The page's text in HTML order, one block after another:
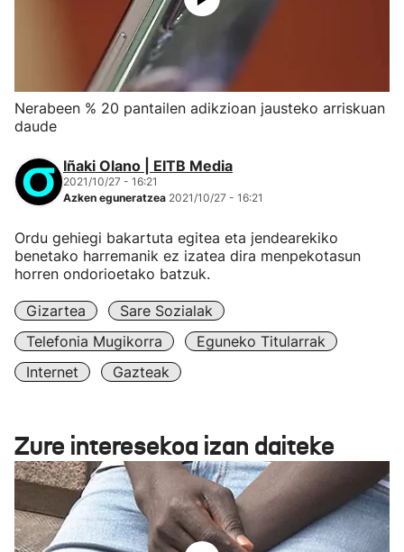
Nerabeen % 20 pantailen adikzioan jausteko arriskuan
daude
Iñaki Olano | EITB Media
2021/10/27 - 16:21
Azken eguneratzea 2021/10/27 - 16:21
Ordu gehiegi bakartuta egitea eta jendearekiko
benetako harremanik ez izatea dira menpekotasun
horren ondorioetako batzuk.
Gizartea
Sare Sozialak
Telefonia Mugikorra
Eguneko Titularrak
Internet
Gazteak
Zure interesekoa izan daiteke